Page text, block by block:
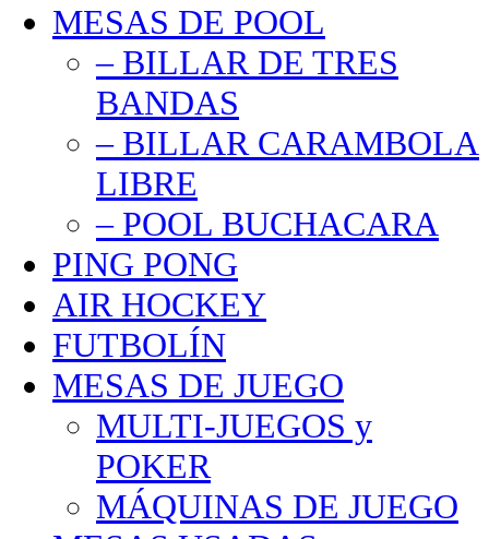
MESAS DE POOL
– BILLAR DE TRES
BANDAS
– BILLAR CARAMBOLA
LIBRE
– POOL BUCHACARA
PING PONG
AIR HOCKEY
FUTBOLÍN
MESAS DE JUEGO
MULTI-JUEGOS y
POKER
MÁQUINAS DE JUEGO